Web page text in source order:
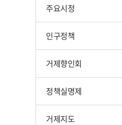
주요시정
인구정책
거제향인회
정책실명제
거제지도